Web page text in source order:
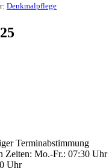
Denkmalpflege
Terminabstimmung
Zeiten: Mo.-Fr.: 07:30 Uhr
Uhr